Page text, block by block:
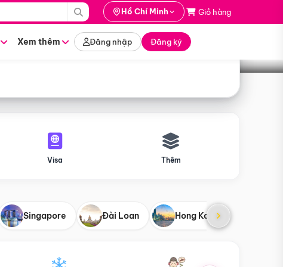
Hồ Chí Minh Giỏ hàng
Xem thêm Đăng nhập Đăng ký
Tìm tour
Visa Thêm
Singapore Đài Loan Hong Kong